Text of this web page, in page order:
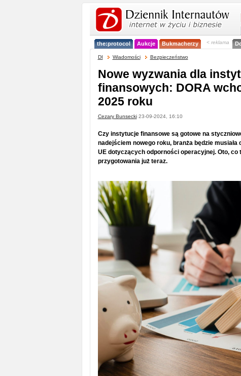
the:protocol Aukcje Bukmacherzy < reklama
DI Wiadomości Bezpieczeństwo
Nowe wyzwania dla
finansowych: DORA
2025 roku
Cezary Bunsecki23-09-2024, 16:10
Czy instytucje finansowe są gotowe na
nadejściem nowego roku, branża będzie
UE dotyczących odporności operacyjnej. Oto, co
przygotowania już teraz.